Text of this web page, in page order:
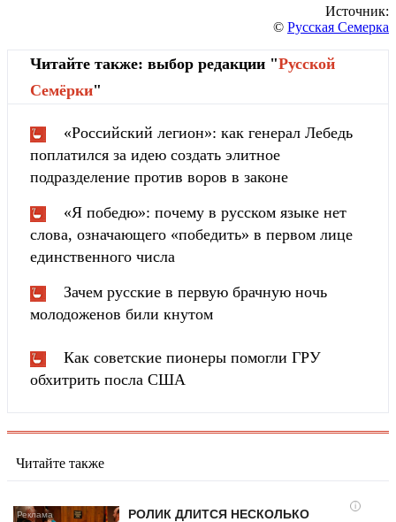
Источник:
© Русская Семерка
Читайте также: выбор редакции "Русской
Cемёрки"
«Российский легион»: как генерал Лебедь
поплатился за идею создать элитное
подразделение против воров в законе
«Я победю»: почему в русском языке нет
слова, означающего «победить» в первом лице
единственного числа
Зачем русские в первую брачную ночь
молодоженов били кнутом
Как советские пионеры помогли ГРУ
обхитрить посла США
Читайте также
i
РОЛИК ДЛИТСЯ НЕСКОЛЬКО